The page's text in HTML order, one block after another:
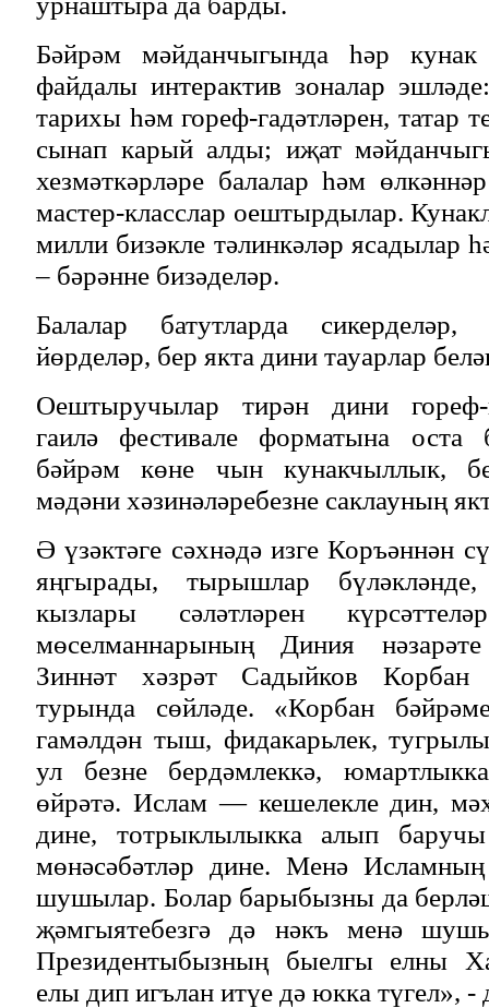
Бәйрәм мәйданчыгында һәр
файдалы интерактив зоналар
тарихы һәм гореф-гадәтләрен, татар
сынап карый алды; иҗат
хезмәткәрләре балалар һәм
мастер-класслар оештырдылар.
милли бизәкле тәлинкәләр ясадылар
– бәрәнне бизәделәр.
Балалар батутларда
йөрделәр, бер якта дини тауарлар
Оештыручылар тирән дини гореф-
гаилә фестивале форматына оста
бәйрәм көне чын кунакчыллык,
мәдәни хәзинәләребезне саклауның
Ә үзәктәге сәхнәдә изге Коръәннән
яңгырады, тырышлар
кызлары сәләтләрен
мөселманнарының Диния
Зиннәт хәзрәт Садыйков Корбан
турында сөйләде. «Корбан
гамәлдән тыш, фидакарьлек,
ул безне бердәмлеккә,
өйрәтә. Ислам — кешелекле дин,
дине, тотрыклылыкка алып
мөнәсәбәтләр дине. Менә
шушылар. Болар барыбызны да
җәмгыятебезгә дә нәкъ менә
Президентыбызның быелгы елны
елы дип игълан итүе дә юкка түгел», -